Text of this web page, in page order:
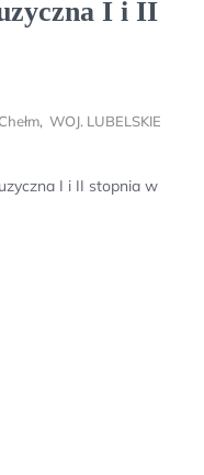
I i II
, WOJ. LUBELSKIE
I i II stopnia w